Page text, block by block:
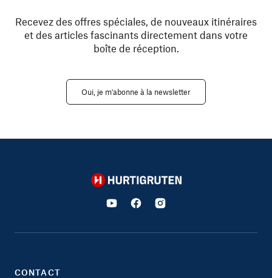
Recevez des offres spéciales, de nouveaux itinéraires
et des articles fascinants directement dans votre
boîte de réception.
Oui, je m'abonne à la newsletter
Hurtigruten
CONTACT